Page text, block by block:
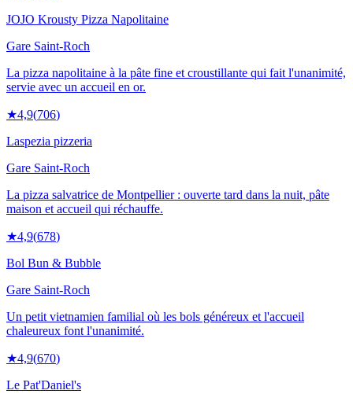
JOJO Krousty Pizza Napolitaine
Gare Saint-Roch
La pizza napolitaine à la pâte fine et croustillante qui fait l'unanimité,
servie avec un accueil en or.
★4,9(706)
Laspezia pizzeria
Gare Saint-Roch
La pizza salvatrice de Montpellier : ouverte tard dans la nuit, pâte
maison et accueil qui réchauffe.
★4,9(678)
Bol Bun & Bubble
Gare Saint-Roch
Un petit vietnamien familial où les bols généreux et l'accueil
chaleureux font l'unanimité.
★4,9(670)
Le Pat'Daniel's